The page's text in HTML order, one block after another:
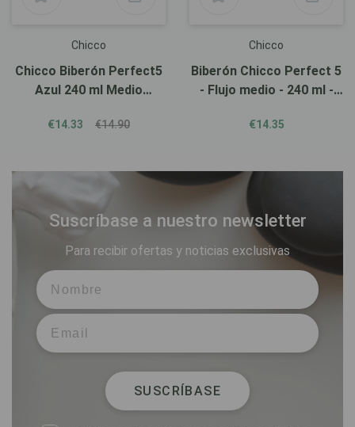
Chicco
Chicco Biberón Perfect5
Azul 240 ml Medio
€14.33 €14.90
Chicco
Biberón Chicco Perfect 5
- Flujo medio - 240 ml -
€14.35
Suscríbase a nuestro newsletter
Para recibir ofertas y noticias exclusivas
SUSCRÍBASE